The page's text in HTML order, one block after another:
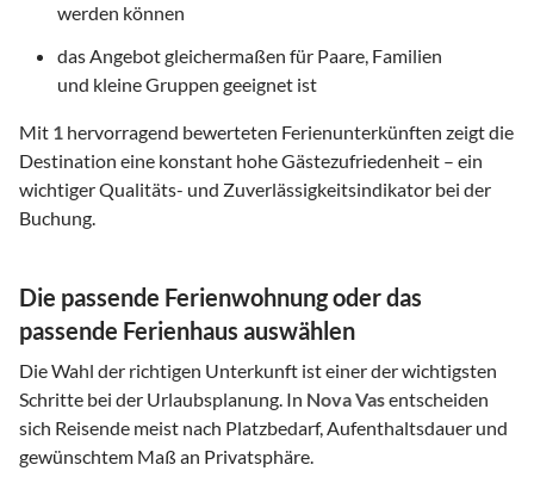
werden können
das Angebot gleichermaßen für Paare, Familien
und kleine Gruppen geeignet ist
Mit 1 hervorragend bewerteten Ferienunterkünften zeigt die
Destination eine konstant hohe Gästezufriedenheit – ein
wichtiger Qualitäts- und Zuverlässigkeitsindikator bei der
Buchung.
Die passende Ferienwohnung oder das
passende Ferienhaus auswählen
Die Wahl der richtigen Unterkunft ist einer der wichtigsten
Schritte bei der Urlaubsplanung. In Nova Vasentscheiden
sich Reisende meist nach Platzbedarf, Aufenthaltsdauer und
gewünschtem Maß an Privatsphäre.